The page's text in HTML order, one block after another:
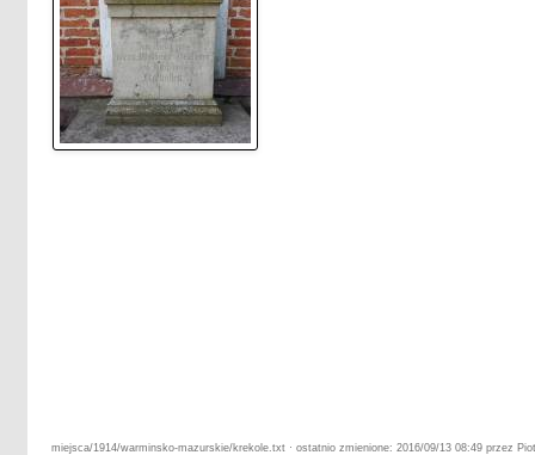
miejsca/1914/warminsko-mazurskie/krekole.txt · ostatnio zmienione: 2016/09/13 08:49 przez